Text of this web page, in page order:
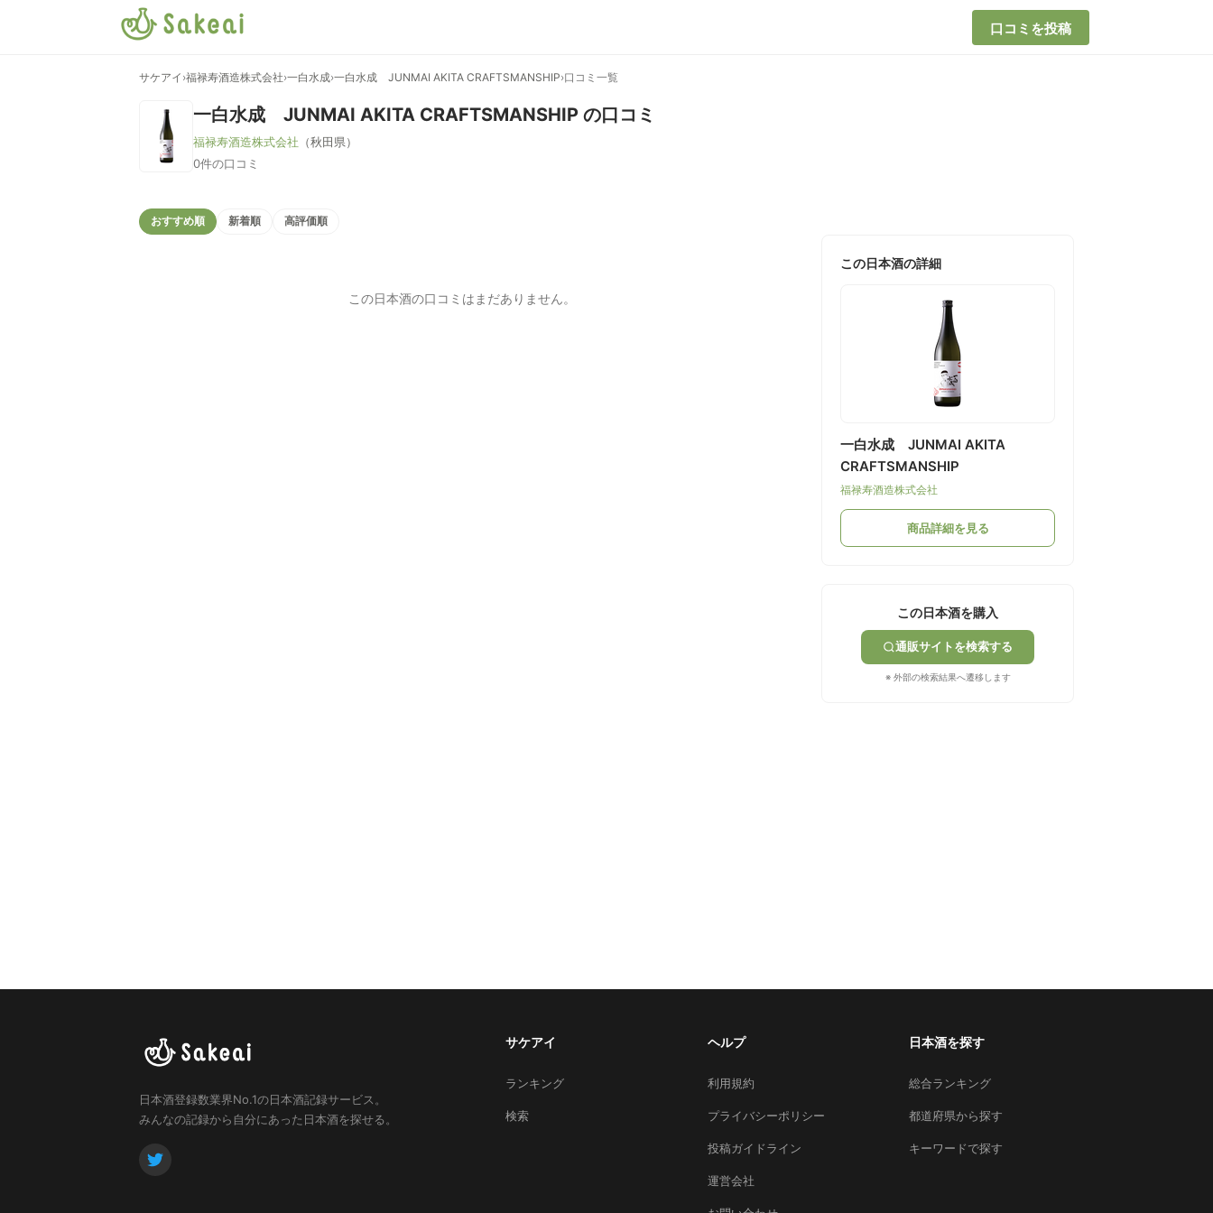
口コミを投稿
サケアイ ›福禄寿酒造株式会社›一白水成›一白水成 JUNMAI AKITA CRAFTSMANSHIP›口コミ一覧
一白水成 JUNMAI AKITA CRAFTSMANSHIP の口コミ
福禄寿酒造株式会社 （秋田県）
0件の口コミ
おすすめ順 新着順 高評価順
この日本酒の口コミはまだありません。
この日本酒の詳細
一白水成 JUNMAI AKITA
CRAFTSMANSHIP
福禄寿酒造株式会社
商品詳細を見る
この日本酒を購入
通販サイトを検索する
※ 外部の検索結果へ遷移します
日本酒登録数業界No.1の日本酒記録サービス。
みんなの記録から自分にあった日本酒を探せる。
サケアイ
ランキング
検索
ヘルプ
利用規約
プライバシーポリシー
投稿ガイドライン
運営会社
日本酒を探す
総合ランキング
都道府県から探す
キーワードで探す